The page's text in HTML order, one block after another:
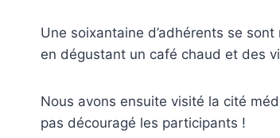
Une soixantaine d’adhérents se
en dégustant un café chaud et des
Nous avons ensuite visité la cité
pas découragé les participants !